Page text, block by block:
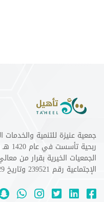
جمعية عنيزة للتنمية
الجمعيات الخيرية بقرار من
الإجتماعية رقم 239521 وتاريخ 29/ 8/ 1420هـ،